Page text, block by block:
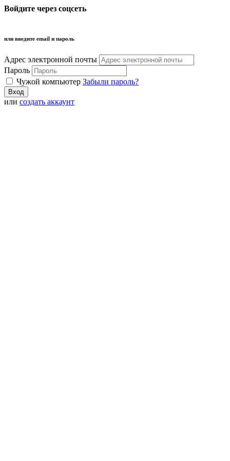
Войдите через соцсеть
или введите email и пароль
Адрес электронной почты
Пароль
Чужой компьютер Забыли пароль?
или создать аккаунт